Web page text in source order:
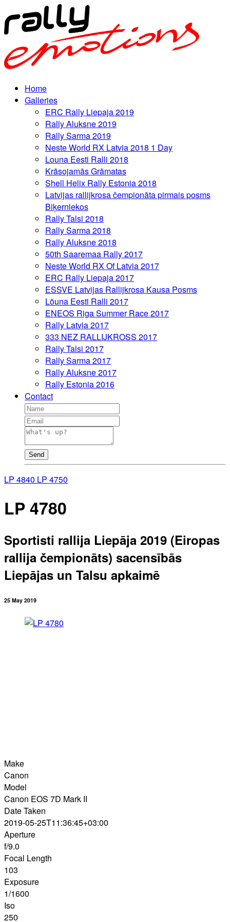
Home
Galleries
ERC Rally Liepaja 2019
Rally Aluksne 2019
Rally Sarma 2019
Neste World RX Latvia 2018 1 Day
Louna Eesti Ralli 2018
Krāsojamās Grāmatas
Shell Helix Rally Estonia 2018
Latvijas rallijkrosa čempionāta pirmais posms
Biķerniekos
Rally Talsi 2018
Rally Sarma 2018
Rally Aluksne 2018
50th Saaremaa Rally 2017
Neste World RX Of Latvia 2017
ERC Rally Liepaja 2017
ESSVE Latvijas Rallijkrosa Kausa Posms
Lõuna Eesti Ralli 2017
ENEOS Riga Summer Race 2017
Rally Latvia 2017
333 NEZ RALLIJKROSS 2017
Rally Talsi 2017
Rally Sarma 2017
Rally Aluksne 2017
Rally Estonia 2016
Contact
Send
LP 4840 LP 4750
LP 4780
Sportisti rallija Liepāja 2019 (Eiropas
rallija čempionāts) sacensībās
Liepājas un Talsu apkaimē
25 May 2019
Make
Canon
Model
Canon EOS 7D Mark II
Date Taken
2019-05-25T11:36:45+03:00
Aperture
f/9.0
Focal Length
103
Exposure
1/1600
Iso
250